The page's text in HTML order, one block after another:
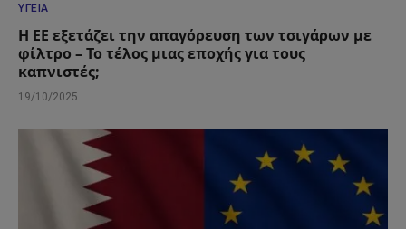
ΥΓΕΊΑ
Η ΕΕ εξετάζει την απαγόρευση των τσιγάρων με
φίλτρο – Το τέλος μιας εποχής για τους
καπνιστές;
19/10/2025